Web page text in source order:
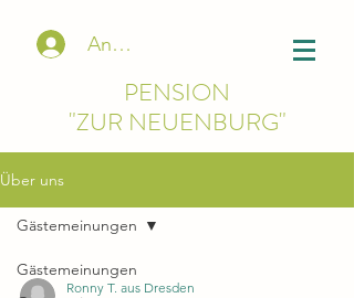
Anmelden
PENSION
"ZUR NEUENBURG"
Über uns
Gästemeinungen
Gästemeinungen
Ronny T. aus Dresden